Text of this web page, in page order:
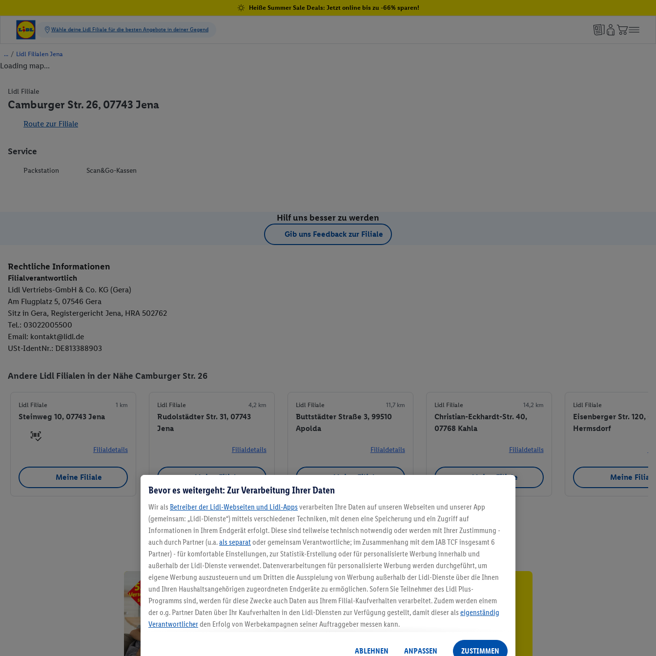
Heiße Summer Sale Deals: Jetzt online bis zu -66% sparen!
/ Lidl Filialen Jena
Loading map...
Lidl Filiale
Camburger Str. 26, 07743 Jena
Route zur Filiale
Service
Packstation Scan&Go-Kassen
Hilf uns besser zu werden
Gib uns Feedback zur Filiale
Rechtliche Informationen
Filialverantwortlich
Lidl Vertriebs-GmbH & Co. KG (Gera)
Am Flugplatz 5, 07546 Gera
Sitz in Gera, Registergericht Jena, HRA 502762
Tel.: 03022005500
Email: kontakt@lidl.de
USt-IdentNr.: DE813388903
Andere Lidl Filialen in der Nähe Camburger Str. 26
Lidl Filiale 1 km
Steinweg 10, 07743 Jena
Filialdetails
Meine Filiale
Lidl Filiale 4,2 km
Rudolstädter Str. 31, 07743
Jena
Filialdetails
Meine Filiale
Lidl Filiale 11,7 km
Buttstädter Straße 3, 99510
Apolda
Filialdetails
Meine Filiale
Lidl Filiale 14,2 km
Christian-Eckhardt-Str. 40,
07768 Kahla
Filialdetails
Meine Filiale
Lidl Filiale
Eisenberger Str. 120,
Hermsdorf
Meine
Meine Filiale
5.95 € Versand sparen³²ᵃ
Jetzt zum Newsletter anmelden
Bevor es weitergeht: Zur Verarbeitung Ihrer Daten
Wir als Betreiber der Lidl-Webseiten und Lidl-Apps verarbeiten Ihre Daten auf unseren Webseiten und unserer App
(gemeinsam: „Lidl-Dienste“) mittels verschiedener Techniken, mit denen eine Speicherung und ein Zugriff auf
Informationen in Ihrem Endgerät erfolgt. Diese sind teilweise technisch notwendig oder werden mit Ihrer Zustimmung -
auch durch Partner (u.a.als separat oder gemeinsam Verantwortliche; im Zusammenhang mit dem IAB TCF insgesamt 6
Partner) - für komfortable Einstellungen, zur Statistik-Erstellung oder für personalisierte Werbung innerhalb und
außerhalb der Lidl-Dienste verwendet. Datenverarbeitungen für personalisierte Werbung werden durchgeführt, um
eigene Werbung auszusteuern und um Dritten die Ausspielung von Werbung außerhalb der Lidl-Dienste über die Ihnen
und Ihren Haushaltsangehörigen zugeordneten Endgeräte zu ermöglichen. Sofern Sie Teilnehmer des Lidl Plus-
Programms sind, werden für diese Zwecke auch Daten aus Ihrem Filial-Kaufverhalten verarbeitet. Zudem werden einem
der o.g. Partner Daten über Ihr Kaufverhalten in den Lidl-Diensten zur Verfügung gestellt, damit dieser als eigenständig
Verantwortlicherden Erfolg von Werbekampagnen seiner Auftraggeber messen kann.
angereicherten Profilen. Dies umfasst die Zusammenführung von Daten (z.B. über Ihre Nutzung der Lidl-Dienste, Ihr
ABLEHNEN ANPASSEN ZUSTIMMEN